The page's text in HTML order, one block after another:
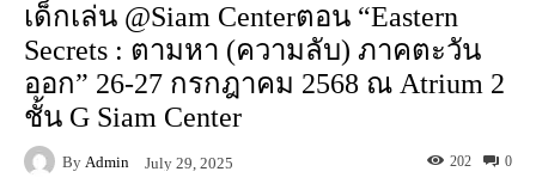
เด็กเล่น @Siam Centerตอน “Eastern
Secrets : ตามหา (ความลับ) ภาคตะวัน
ออก” 26-27 กรกฎาคม 2568 ณ Atrium 2
ชั้น G Siam Center
By Admin July 29, 2025 0
202